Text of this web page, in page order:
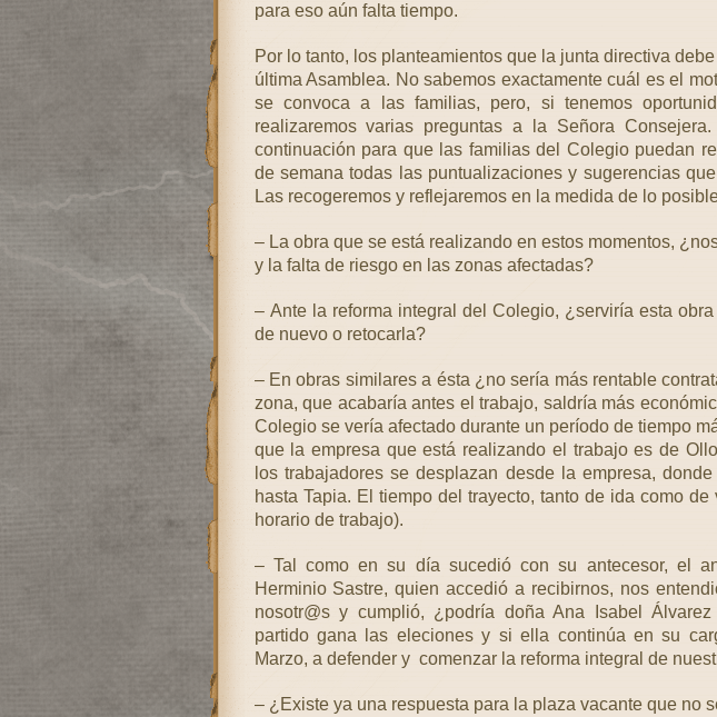
para eso aún falta tiempo.
Por lo tanto, los planteamientos que la junta directiva
última Asamblea. No sabemos exactamente cuál es el
se convoca a las familias, pero, si tenemos
realizaremos varias preguntas a la Señora
continuación para que las familias del Colegio puedan
de semana todas las puntualizaciones y sugerencias
Las recogeremos y reflejaremos en la medida de lo
– La obra que se está realizando en estos momentos,
y la falta de riesgo en las zonas afectadas?
– Ante la reforma integral del Colegio, ¿serviría esta
de nuevo o retocarla?
– En obras similares a ésta ¿no sería más rentable
zona, que acabaría antes el trabajo, saldría más
Colegio se vería afectado durante un período de tiempo
que la empresa que está realizando el trabajo es de
los trabajadores se desplazan desde la empresa,
hasta Tapia. El tiempo del trayecto, tanto de ida como de
horario de trabajo).
– Tal como en su día sucedió con su antecesor, el
Herminio Sastre, quien accedió a recibirnos, nos
nosotr@s y cumplió, ¿podría doña Ana Isabel
partido gana las eleciones y si ella continúa en su
Marzo, a defender y comenzar la reforma integral de
– ¿Existe ya una respuesta para la plaza vacante que no